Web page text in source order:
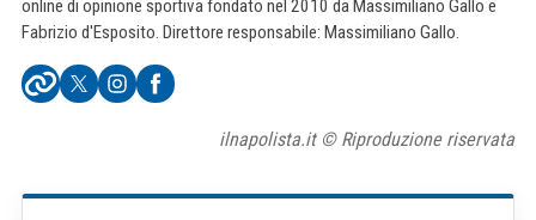
online di opinione sportiva fondato nel 2010 da Massimiliano Gallo e
Fabrizio d'Esposito. Direttore responsabile: Massimiliano Gallo.
ilnapolista.it © Riproduzione riservata